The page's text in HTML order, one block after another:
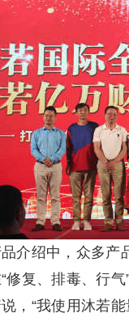
介绍中，众多
修复、排毒、行
，“我使用沐若